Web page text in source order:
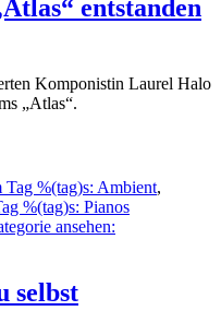
entstanden
Komponistin Laurel Halo
„Atlas“.
Tag %(tag)s: Ambient,
%(tag)s: Pianos
ansehen:
selbst